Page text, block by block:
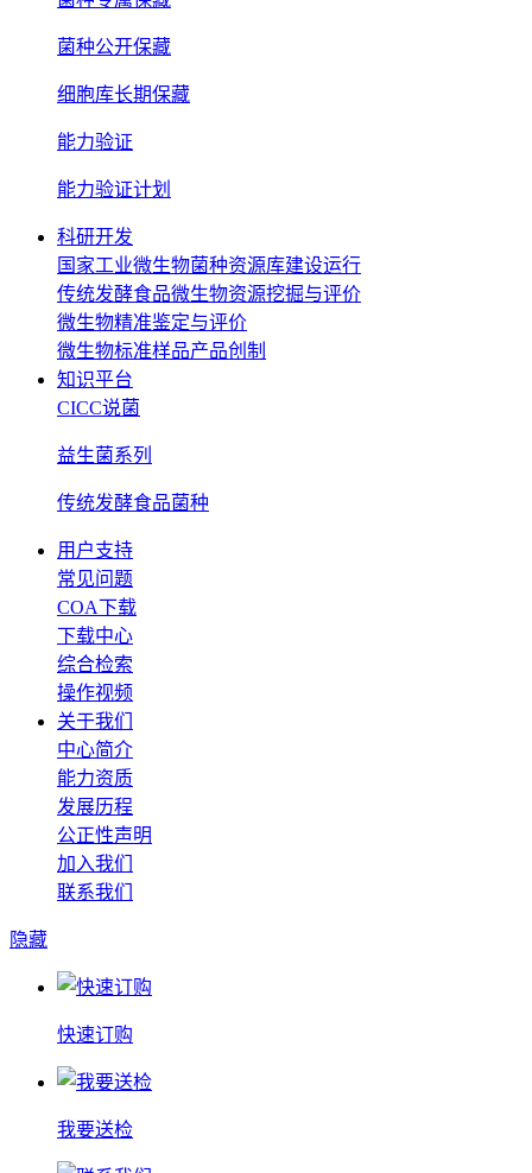
菌种公开保藏
细胞库长期保藏
能力验证
能力验证计划
科研开发
国家工业微生物菌种资源库建设运行
传统发酵食品微生物资源挖掘与评价
微生物精准鉴定与评价
微生物标准样品产品创制
知识平台
CICC说菌
益生菌系列
传统发酵食品菌种
用户支持
常见问题
COA下载
下载中心
综合检索
操作视频
关于我们
中心简介
能力资质
发展历程
公正性声明
加入我们
联系我们
隐藏
快速订购
我要送检